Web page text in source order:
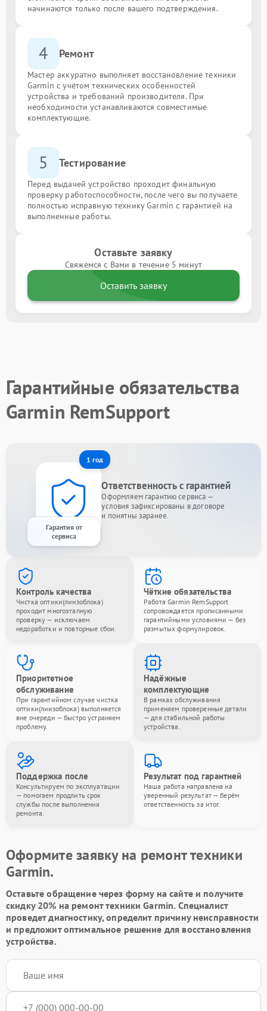
начинаются только после вашего подтверждения.
4 Ремонт
Мастер аккуратно выполняет восстановление техники
Garmin с учётом технических особенностей
устройства и требований производителя. При
необходимости устанавливаются совместимые
комплектующие.
5 Тестирование
Перед выдачей устройство проходит финальную
проверку работоспособности, после чего вы получаете
полностью исправную технику Garmin с гарантией на
выполненные работы.
Оставьте заявку
Свяжемся с Вами в течение 5 минут
Оставить заявку
Гарантийные обязательства
Garmin RemSupport
1 год
Гарантия от
сервиса
Ответственность с гарантией
Оформляем гарантию сервиса —
условия зафиксированы в договоре
и понятны заранее.
Контроль качества
Чистка оптики(линзоблока)
проходит многоэтапную
проверку — исключаем
недоработки и повторные сбои.
Чёткие обязательства
Работа Garmin RemSupport
сопровождается прописанными
гарантийными условиями — без
размытых формулировок.
Приоритетное
обслуживание
При гарантийном случае чистка
оптики(линзоблока) выполняется
вне очереди — быстро устраняем
проблему.
Надёжные
комплектующие
В рамках обслуживания
применяем проверенные детали
— для стабильной работы
устройства.
Поддержка после
Консультируем по эксплуатации
— помогаем продлить срок
службы после выполнения
ремонта.
Результат под гарантией
Наша работа направлена на
уверенный результат — берём
ответственность за итог.
Оформите заявку на ремонт техники
Garmin.
Оставьте обращение через форму на сайте и получите
скидку 20% на ремонт техники Garmin. Специалист
проведет диагностику, определит причину неисправности
и предложит оптимальное решение для восстановления
устройства.